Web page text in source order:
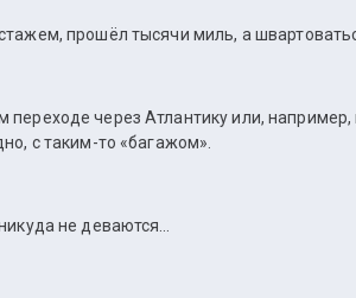
прошёл тысячи миль, а
через Атлантику или,
с таким-то «багажом».
не деваются…